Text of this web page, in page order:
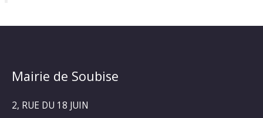
Mairie de Soubise
2, RUE DU 18 JUIN